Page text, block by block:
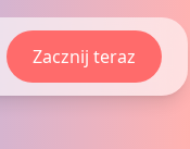
Zacznij teraz